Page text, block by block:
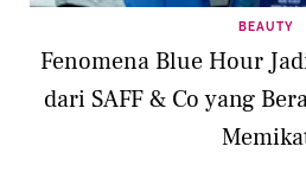
BEAUTY
Fenomena Blue Hour
dari SAFF & Co yang